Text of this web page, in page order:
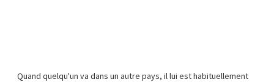
Quand quelqu'un va dans un autre pays, il lui est habituellement